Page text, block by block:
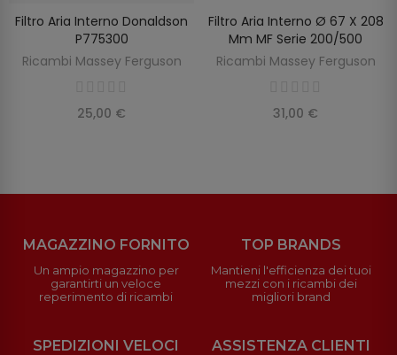
AGGIUNGI AL CARRELLO
Filtro Aria Interno Donaldson
P775300
Ricambi Massey Ferguson
25,00 €
SCOPRIRE
Filtro Aria Interno Ø 67 X 208
Mm MF Serie 200/500
Ricambi Massey Ferguson
31,00 €
MAGAZZINO FORNITO
Un ampio magazzino per
garantirti un veloce
reperimento di ricambi
TOP BRANDS
Mantieni l'efficienza dei tuoi
mezzi con i ricambi dei
migliori brand
SPEDIZIONI VELOCI ASSISTENZA CLIENTI